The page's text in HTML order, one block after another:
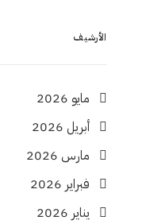
الأرشيف
مايو 2026
أبريل 2026
مارس 2026
فبراير 2026
يناير 2026